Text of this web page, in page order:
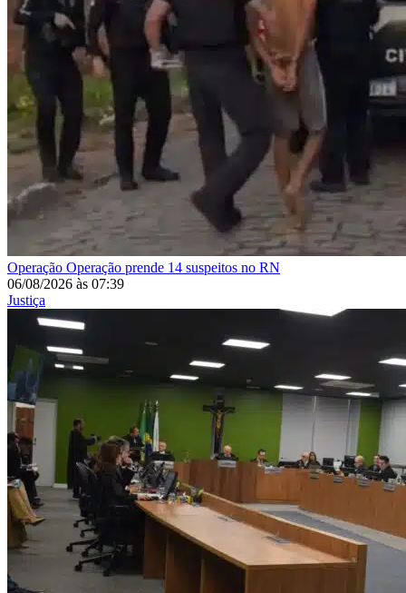
Operação Operação prende 14 suspeitos no RN
06/08/2026 às 07:39
Justiça